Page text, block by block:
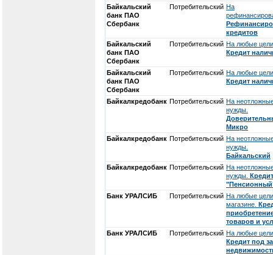
Байкальский
банк ПАО
Сбербанк
Потребительский На
кредитов
Байкальский
банк ПАО
Сбербанк
Потребительский На любые
Кредит
Байкальский
банк ПАО
Сбербанк
Потребительский На любые
Кредит
Байкалкредобанк Потребительский На
нужды.
Микро
Байкалкредобанк Потребительский На
нужды.
Байкальский
Байкалкредобанк Потребительский На
нужды. Кредит
Банк УРАЛСИБ
Потребительский На любые
магазине.
товаров и
Банк УРАЛСИБ
Потребительский На любые
Кредит под